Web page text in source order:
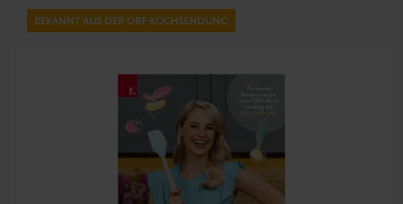
BEKANNT AUS DER ORF-KOCHSENDUNG